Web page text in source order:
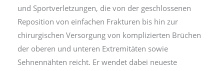
und Sportverletzungen, die von der geschlossenen
Reposition von einfachen Frakturen bis hin zur
chirurgischen Versorgung von komplizierten Brüchen
der oberen und unteren Extremitäten sowie
Sehnennähten reicht. Er wendet dabei neueste